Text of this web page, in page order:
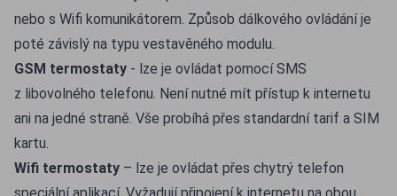
nebo s Wifi komunikátorem. Způsob dálkového ovládání je
poté závislý na typu vestavěného modulu.
GSM termostaty - lze je ovládat pomocí SMS
z libovolného telefonu. Není nutné mít přístup k internetu
ani na jedné straně. Vše probíhá přes standardní tarif a SIM
kartu.
Wifi termostaty – lze je ovládat přes chytrý telefon